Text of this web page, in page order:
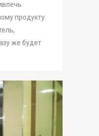
продукту.
же будет